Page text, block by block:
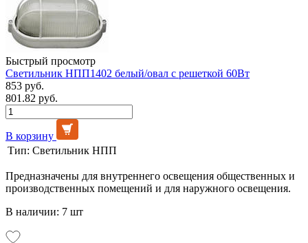
Быстрый просмотр
Светильник НПП1402 белый/овал с решеткой 60Вт
853 руб.
801.82 руб.
В корзину
Тип: Светильник НПП
Предназначены для внутреннего освещения общественных и
производственных помещений и для наружного освещения.
В наличии: 7 шт